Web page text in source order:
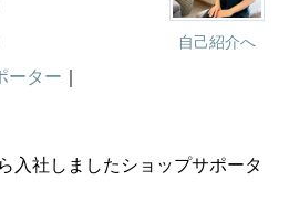
自己紹介へ
ーター
入社しましたショップサポータ